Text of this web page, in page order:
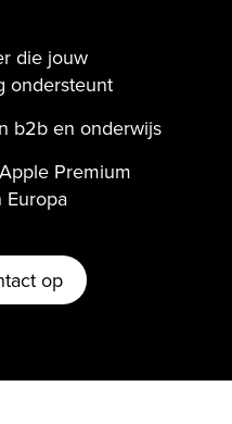
die jouw
ondersteunt
b2b en onderwijs
Premium
Europa
op